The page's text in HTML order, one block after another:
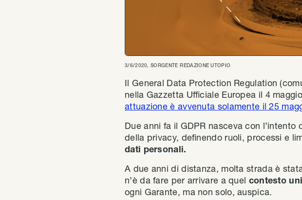
3/6/2020, SORGENTE REDAZIONE UTOPIO
Il General Data Protection Regulation
nella Gazzetta Ufficiale Europea il 4
attuazione è avvenuta solamente il 25
Due anni fa il GDPR nasceva con
della privacy, definendo ruoli, processi e
dati personali.
A due anni di distanza, molta strada è
n’è da fare per arrivare a quel contesto
ogni Garante, ma non solo, auspica.